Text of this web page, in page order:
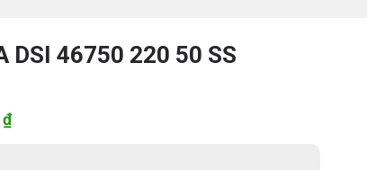
DSI 46750 220 50 SS
₫Giá